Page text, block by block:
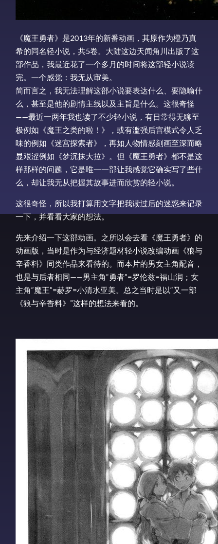
《魔王勇者》是2013年的新番动画，其原作为橙乃真
希的同名轻小说，共5卷。大陆这边天闻角川出版了这
部作品，我最近花了一个多月的时间将这部轻小说读
完。一个感觉：我无从审美。
简而言之，我无法理解这部小说要表达什么、要隐喻什
么，甚至是他的剧情主线以及主旨是什么。这很奇怪
——最近一两年我也读了不少轻小说，有日常得无聊至
极例如《魔王之类的啦！》，或有滥强后宫模式令人乏
味的例如《迷宫探索者》，再如人物情感刻画至深而略
显艰涩例如《梦沉抹大拉》。但《魔王勇者》都不是这
样那样的问题，它是唯一一部让我感觉它确实写了些什
么，却让我无从把握其故事进而欣赏的轻小说。
这很奇怪，所以我打算用文字把我读过后的迷惑来记录
一下，并看看大家的想法。
先来介绍一下这部动画。之所以会去看《魔王勇者》的
动画版，当时是作为与经济题材轻小说改编动画《狼与
辛香料》同类作品来看待的。而本片的男女主角配音，
也是与后者相同——男主角“勇者”=罗伦兹=福山润；女
主角“魔王”=赫罗=小清水亚美。总之当时是以“又一部
《狼与辛香料》”这样的想法来看的。